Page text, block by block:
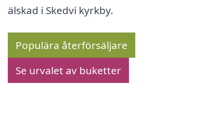
älskad i Skedvi kyrkby.
Populära återförsäljare
Se urvalet av buketter